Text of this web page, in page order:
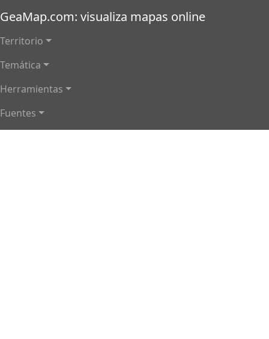
GeaMap.com: visualiza mapas online
Main navigation
Territorio
Temática
Herramientas
Fuentes